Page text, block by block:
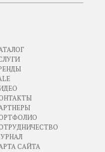
САЙТА